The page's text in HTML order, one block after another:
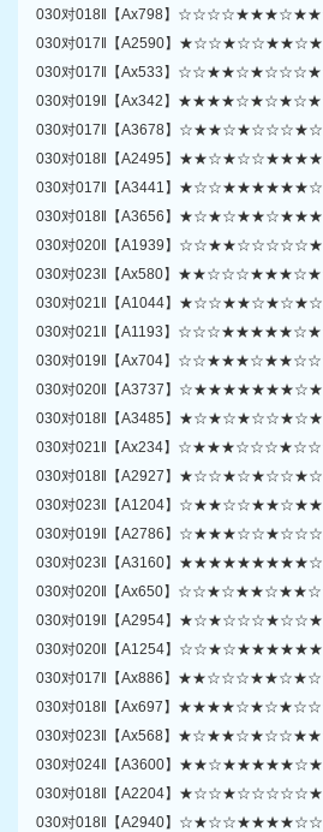
030对018‖【Ax798】
030对017‖【A2590】
030对017‖【Ax533】
030对019‖【Ax342】
030对017‖【A3678】
030对018‖【A2495】
030对017‖【A3441】
030对018‖【A3656】
030对020‖【A1939】
030对023‖【Ax580】
030对021‖【A1044】
030对021‖【A1193】
030对019‖【Ax704】
030对020‖【A3737】
030对018‖【A3485】
030对021‖【Ax234】
030对018‖【A2927】
030对023‖【A1204】
030对019‖【A2786】
030对023‖【A3160】
030对020‖【Ax650】
030对019‖【A2954】
030对020‖【A1254】
030对017‖【Ax886】
030对018‖【Ax697】
030对023‖【Ax568】
030对024‖【A3600】
030对018‖【A2204】
030对018‖【A2940】